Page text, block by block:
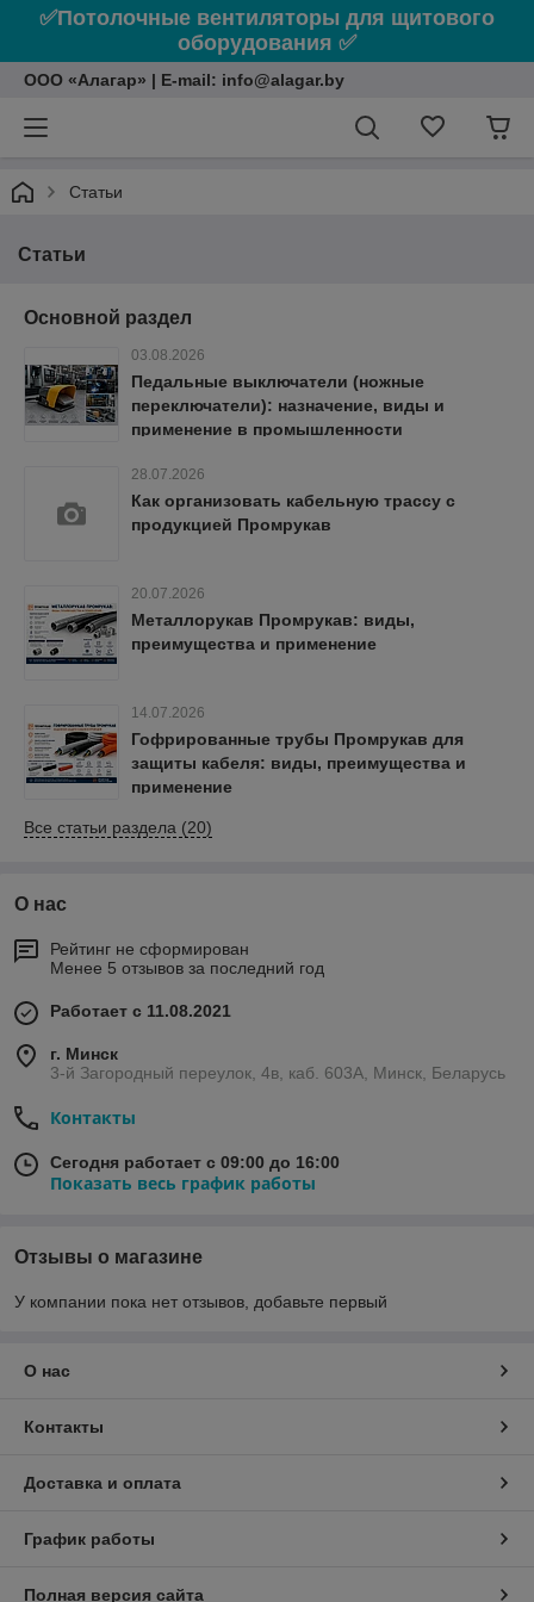
✅Потолочные вентиляторы для щитового
оборудования ✅
ООО «Алагар» | E-mail: info@alagar.by
Статьи
Статьи
Основной раздел
03.08.2026
Педальные выключатели (ножные
переключатели): назначение, виды и
применение в промышленности
28.07.2026
Как организовать кабельную трассу с
продукцией Промрукав
20.07.2026
Металлорукав Промрукав: виды,
преимущества и применение
14.07.2026
Гофрированные трубы Промрукав для
защиты кабеля: виды, преимущества и
применение
Все статьи раздела (20)
О нас
Рейтинг не сформирован
Менее 5 отзывов за последний год
Работает с 11.08.2021
г. Минск
3-й Загородный переулок, 4в, каб. 603А, Минск, Беларусь
Контакты
Сегодня работает с 09:00 до 16:00
Показать весь график работы
Отзывы о магазине
У компании пока нет отзывов, добавьте первый
О нас
Контакты
Доставка и оплата
График работы
Полная версия сайта